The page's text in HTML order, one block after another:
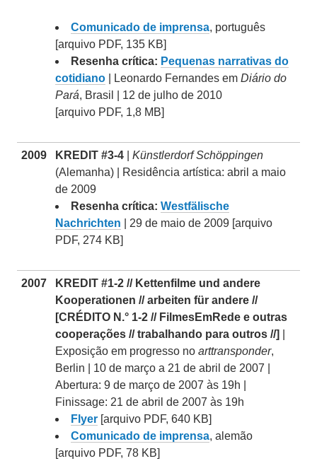
Comunicado de imprensa, português
[arquivo PDF, 135 KB]
Resenha crítica: Pequenas narrativas do
cotidiano | Leonardo Fernandes em Diário do
Pará, Brasil | 12 de julho de 2010
[arquivo PDF, 1,8 MB]
2009 KREDIT #3-4
Künstlerdorf Schöppingen
(Alemanha) | Residência artística: abril a maio
de 2009
Resenha crítica: Westfälische
Nachrichten | 29 de maio de 2009 [arquivo
PDF, 274 KB]
2007
KREDIT #1-2 // Kettenfilme und andere
Kooperationen // arbeiten für andere //
[CRÉDITO N.° 1-2 // FilmesEmRede e outras
cooperações // trabalhando para outros //]
Exposição em progresso no arttransponder,
Berlin | 10 de março a 21 de abril de 2007 |
Abertura: 9 de março de 2007 às 19h |
Finissage: 21 de abril de 2007 às 19h
Flyer [arquivo PDF, 640 KB]
Comunicado de imprensa, alemão
[arquivo PDF, 78 KB]